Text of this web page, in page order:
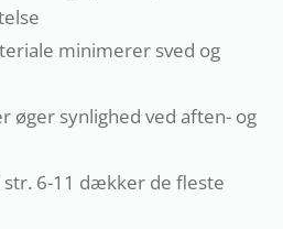
minimerer sved og
øger synlighed ved aften- og
str. 6-11 dækker de fleste